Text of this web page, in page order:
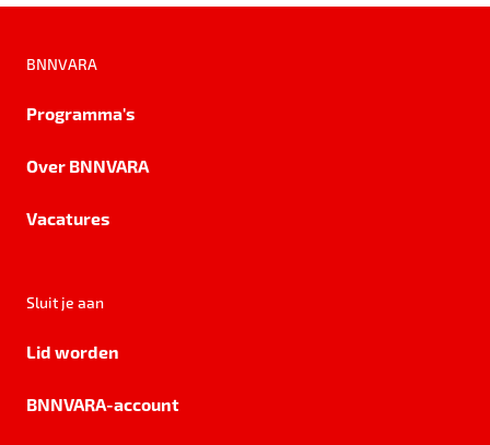
BNNVARA
Programma's
Over BNNVARA
Vacatures
Sluit je aan
Lid worden
BNNVARA-account